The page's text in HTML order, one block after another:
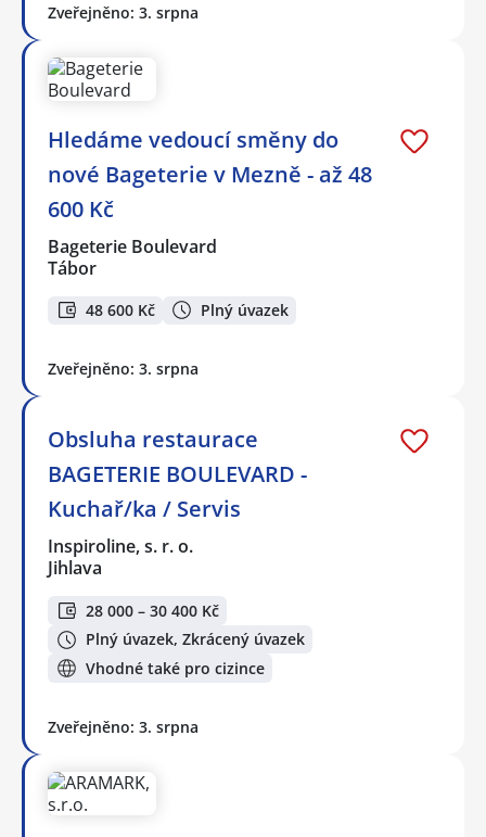
Zveřejněno: 3. srpna
Hledáme vedoucí směny do
nové Bageterie v Mezně - až 48
600 Kč
Bageterie Boulevard
Tábor
48 600 Kč Plný úvazek
Zveřejněno: 3. srpna
Obsluha restaurace
BAGETERIE BOULEVARD -
Kuchař/ka / Servis
Inspiroline, s. r. o.
Jihlava
28 000 – 30 400 Kč
Plný úvazek, Zkrácený úvazek
Vhodné také pro cizince
Zveřejněno: 3. srpna